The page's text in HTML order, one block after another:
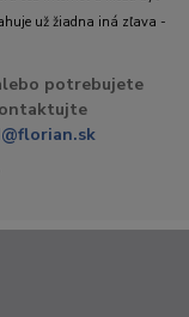
už žiadna iná zľava -
potrebujete